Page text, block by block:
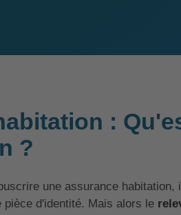
:
?
une assurance
pièce d'identité. Mais alors le